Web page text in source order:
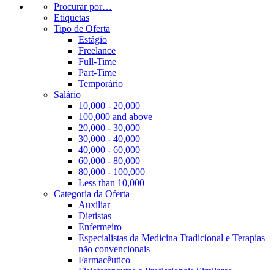
Procurar por…
Etiquetas
Tipo de Oferta
Estágio
Freelance
Full-Time
Part-Time
Temporário
Salário
10,000 - 20,000
100,000 and above
20,000 - 30,000
30,000 - 40,000
40,000 - 60,000
60,000 - 80,000
80,000 - 100,000
Less than 10,000
Categoria da Oferta
Auxiliar
Dietistas
Enfermeiro
Especialistas da Medicina Tradicional e Terapias
não convencionais
Farmacêutico